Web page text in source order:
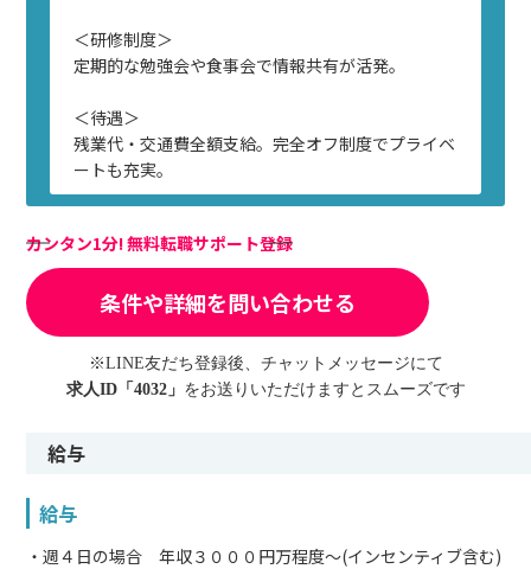
＜研修制度＞
定期的な勉強会や食事会で情報共有が活発。
＜待遇＞
残業代・交通費全額支給。完全オフ制度でプライベ
ートも充実。
カンタン1分! 無料転職サポート登録
条件や詳細を問い合わせる
※LINE友だち登録後、チャットメッセージにて
求人ID「4032」 をお送りいただけますとスムーズです
給与
給与
・週４日の場合 年収３０００円万程度～(インセンティブ含む)